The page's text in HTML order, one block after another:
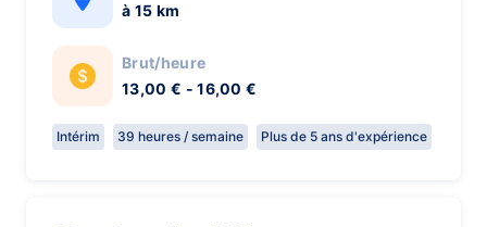
à 15 km
Brut/heure
13,00 € - 16,00 €
Intérim 39 heures / semaine Plus de 5 ans d'expérience